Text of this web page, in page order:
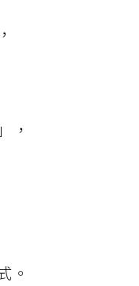
，
。